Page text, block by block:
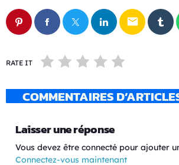
email
RATE IT
COMMENTAIRES
Laisser une réponse
Vous devez être connecté pour ajouter
Connectez-vous maintenant